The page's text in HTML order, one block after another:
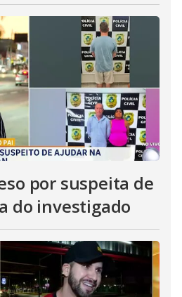
por suspeita de
do investigado